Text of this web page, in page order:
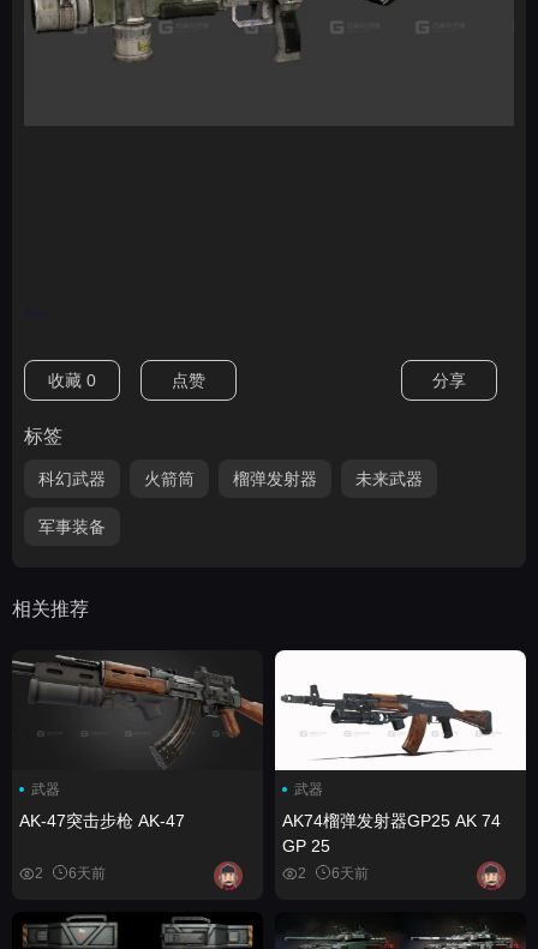
收藏 0 点赞 分享
标签
科幻武器 火箭筒 榴弹发射器 未来武器
军事装备
相关推荐
武器
AK-47突击步枪 AK-47
2 6天前
武器
AK74榴弹发射器GP25 AK 74
GP 25
2 6天前